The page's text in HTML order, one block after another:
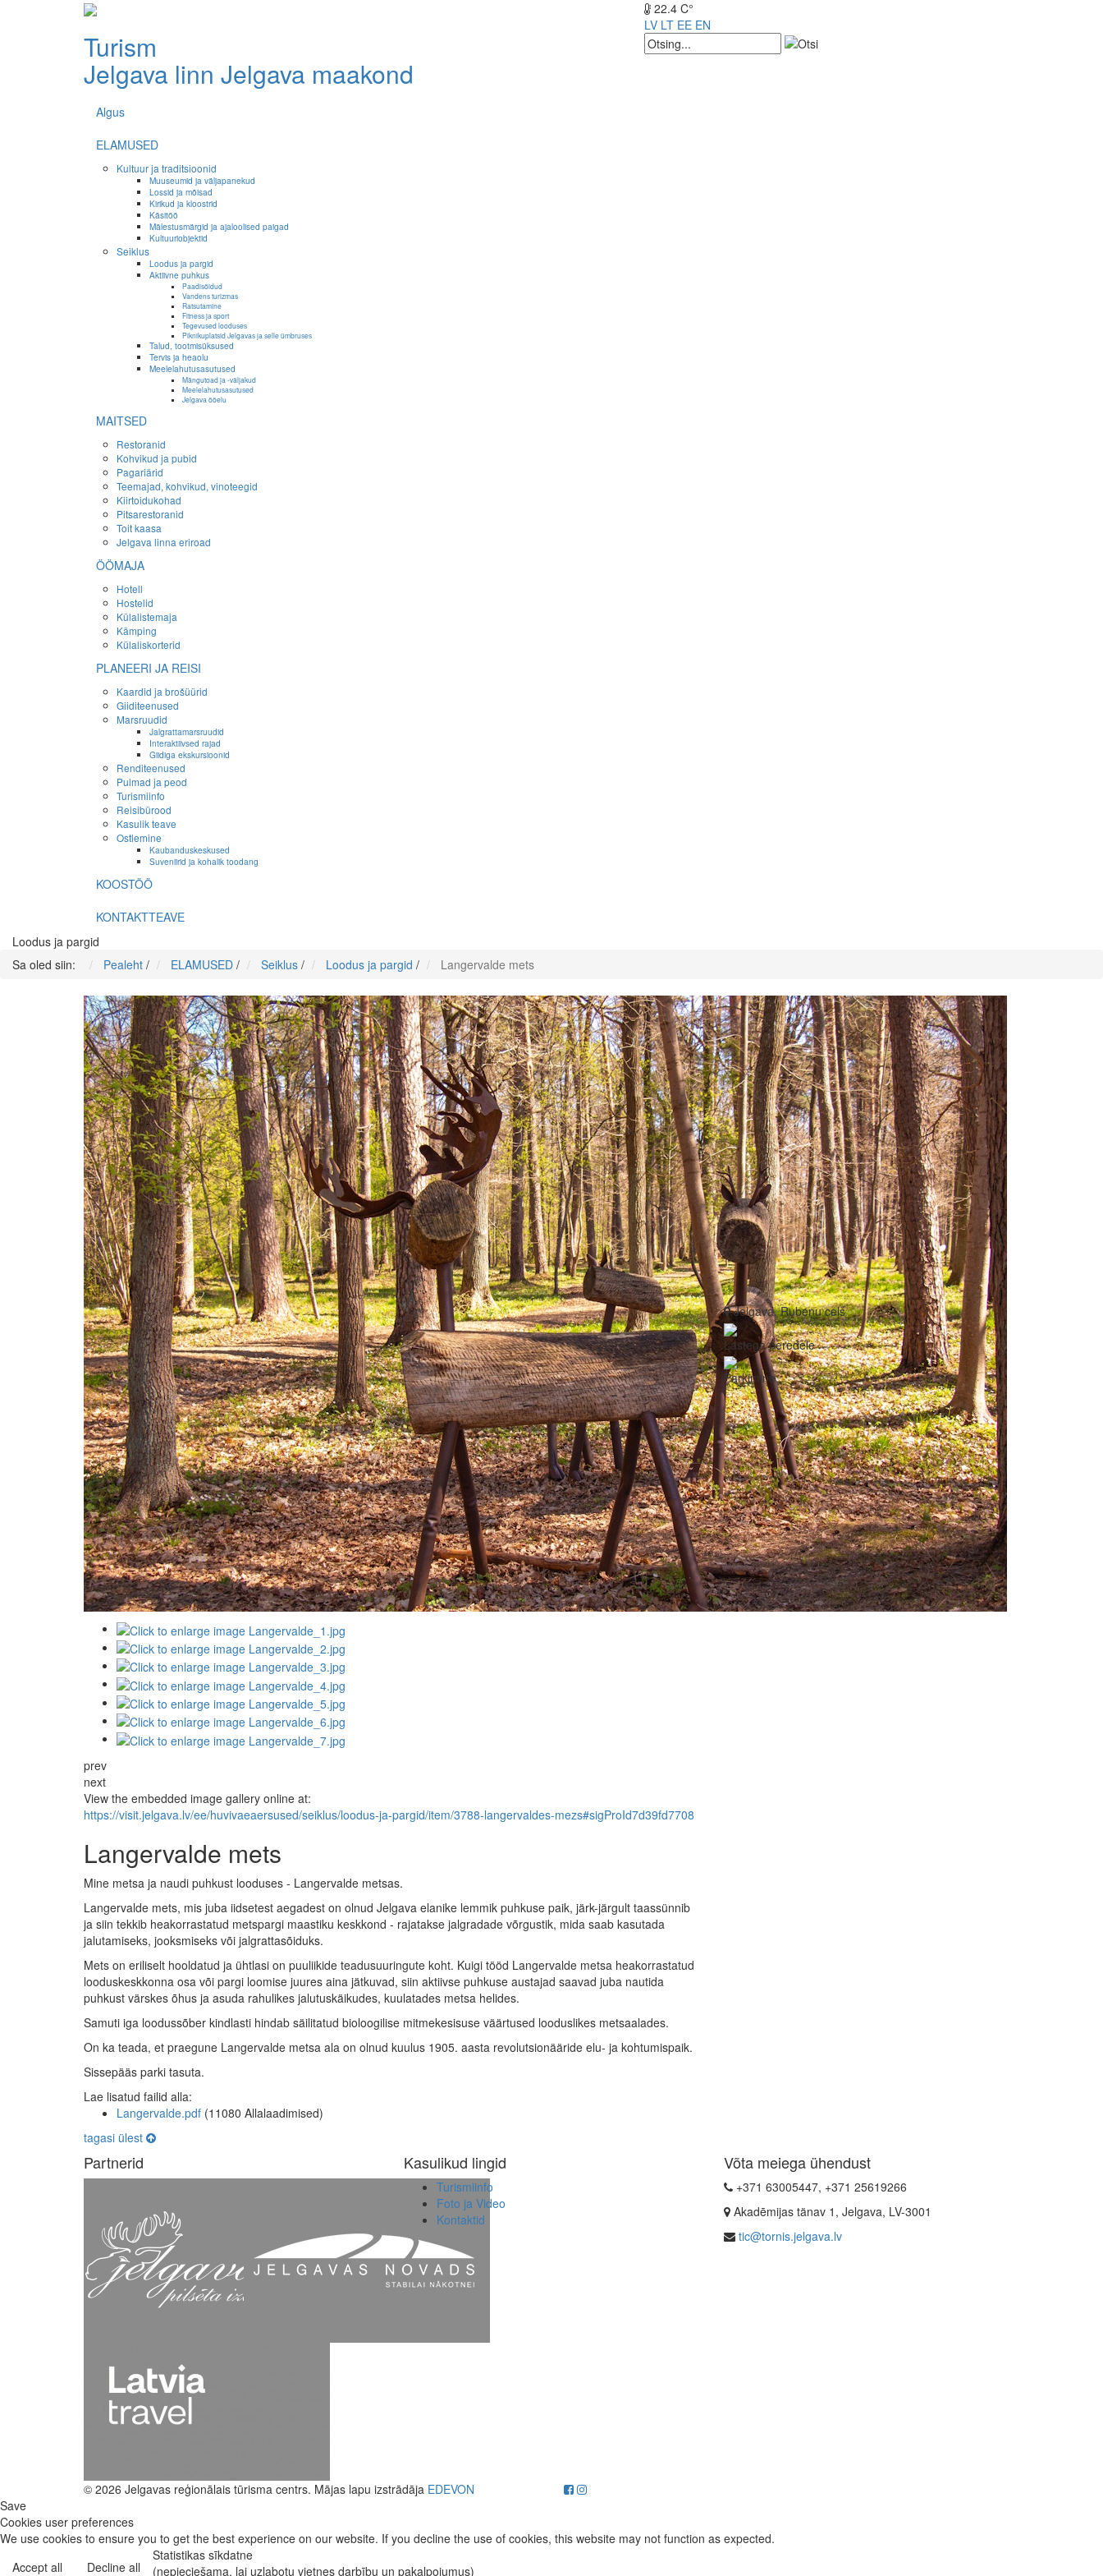
Turism
Jelgava linn Jelgava maakond
22.4 C°
LV LT EE EN
Algus
ELAMUSED
Kultuur ja traditsioonid
Muuseumid ja väljapanekud
Lossid ja mõisad
Kirikud ja kloostrid
Käsitöö
Mälestusmärgid ja ajaloolised paigad
Kultuuriobjektid
Seiklus
Loodus ja pargid
Aktiivne puhkus
Paadisõidud
Vandens turizmas
Ratsutamine
Fitness ja sport
Tegevused looduses
Piknikuplatsid Jelgavas ja selle ümbruses
Talud, tootmisüksused
Tervis ja heaolu
Meelelahutusasutused
Mängutoad ja -väljakud
Meelelahutusasutused
Jelgava ööelu
MAITSED
Restoranid
Kohvikud ja pubid
Pagariärid
Teemajad, kohvikud, vinoteegid
Kiirtoidukohad
Pitsarestoranid
Toit kaasa
Jelgava linna eriroad
ÖÖMAJA
Hotell
Hostelid
Külalistemaja
Kämping
Külaliskorterid
PLANEERI JA REISI
Kaardid ja brošüürid
Giiditeenused
Marsruudid
Jalgrattamarsruudid
Interaktiivsed rajad
Giidiga ekskursioonid
Renditeenused
Pulmad ja peod
Turismiinfo
Reisibürood
Kasulik teave
Ostlemine
Kaubanduskeskused
Suveniirid ja kohalik toodang
KOOSTÖÖ
KONTAKTTEAVE
Loodus ja pargid
Sa oled siin:
Pealeht / ELAMUSED / Seiklus / Loodus ja pargid / Langervalde mets
prev
next
View the embedded image gallery online at:
https://visit.jelgava.lv/ee/huvivaeaersused/seiklus/loodus-ja-pargid/item/3788-langervaldes-mezs#sigProId7d39fd7708
Langervalde mets
Mine metsa ja naudi puhkust looduses - Langervalde metsas.
Langervalde mets, mis juba iidsetest aegadest on olnud Jelgava elanike lemmik puhkuse paik, järk-järgult taassünnib
ja siin tekkib heakorrastatud metspargi maastiku keskkond - rajatakse jalgradade võrgustik, mida saab kasutada
jalutamiseks, jooksmiseks või jalgrattasõiduks.
Mets on eriliselt hooldatud ja ühtlasi on puuliikide teadusuuringute koht. Kuigi tööd Langervalde metsa heakorrastatud
looduskeskkonna osa või pargi loomise juures aina jätkuvad, siin aktiivse puhkuse austajad saavad juba nautida
puhkust värskes õhus ja asuda rahulikes jalutuskäikudes, kuulatades metsa helides.
Samuti iga loodussõber kindlasti hindab säilitatud bioloogilise mitmekesisuse väärtused looduslikes metsaalades.
On ka teada, et praegune Langervalde metsa ala on olnud kuulus 1905. aasta revolutsionääride elu- ja kohtumispaik.
Sissepääs parki tasuta.
Lae lisatud failid alla:
Langervalde.pdf (11080 Allalaadimised)
tagasi ülest
Jelgava, Rubeņu ceļš
Lastega peredele
Parkimine
Partnerid Kasulikud lingid
Turismiinfo
Foto ja Video
Kontaktid
Võta meiega ühendust
+371 63005447, +371 25619266
Akadēmijas tänav 1, Jelgava, LV-3001
tic@tornis.jelgava.lv
© 2026 Jelgavas reģionālais tūrisma centrs. Mājas lapu izstrādāja EDEVON
Save
Cookies user preferences
We use cookies to ensure you to get the best experience on our website. If you decline the use of cookies, this website may not function as expected.
Accept all
Decline all
Statistikas sīkdatne
(nepieciešama, lai uzlabotu vietnes darbību un pakalpojumus)